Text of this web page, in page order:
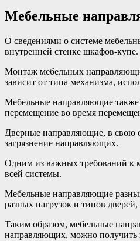
Мебельные
О сведениями о системе
внутренней стенке шкафов-
Монтаж мебельных
зависит от типа механизма,
Мебельные направляющие также
перемещение во время
Дверные направляющие, в свою
загрязнение направляющих.
Одним из важных требований к
всей системы.
Мебельные направляющие
разных нагрузок и типов
Таким образом, мебельные
направляющих, можно получить